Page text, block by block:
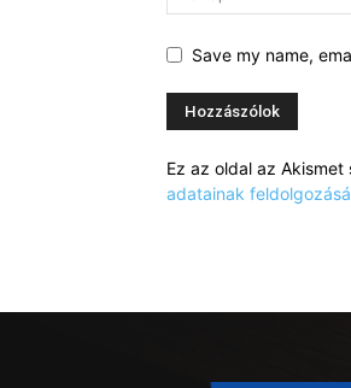
Save my name,
Ez az oldal az
adatainak